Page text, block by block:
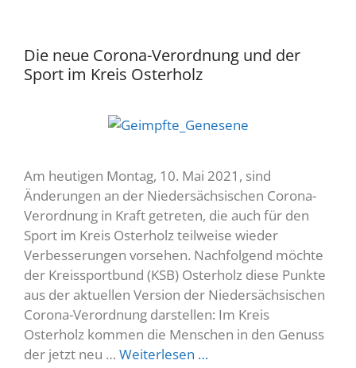
Die neue Corona-Verordnung und der
Sport im Kreis Osterholz
Am heutigen Montag, 10. Mai 2021, sind
Änderungen an der Niedersächsischen Corona-
Verordnung in Kraft getreten, die auch für den
Sport im Kreis Osterholz teilweise wieder
Verbesserungen vorsehen. Nachfolgend möchte
der Kreissportbund (KSB) Osterholz diese Punkte
aus der aktuellen Version der Niedersächsischen
Corona-Verordnung darstellen: Im Kreis
Osterholz kommen die Menschen in den Genuss
der jetzt neu … Weiterlesen …